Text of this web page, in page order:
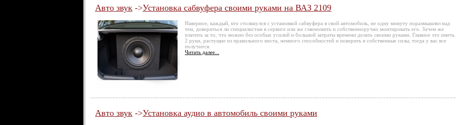
Авто звук ->Установка сабвуфера своими руками на ВАЗ 2109
Наверное, каждый, кто столкнулся с установкой сабвуфера в свой автомобиль, не одну минуту поразмышлял над
тем, довериться ли специалистам в сервисе или же сэкономить и собственноручно монтировать его. Зачем же
платить за то, что можно без особых усилий и большой затраты времени делать своими руками. Главное это иметь
2 руки, растущие из правильного места, немного способностей и поверить в собственные силы, тогда у вас все
получится.
Читать далее...
Авто звук ->Установка аудио в автомобиль своими руками